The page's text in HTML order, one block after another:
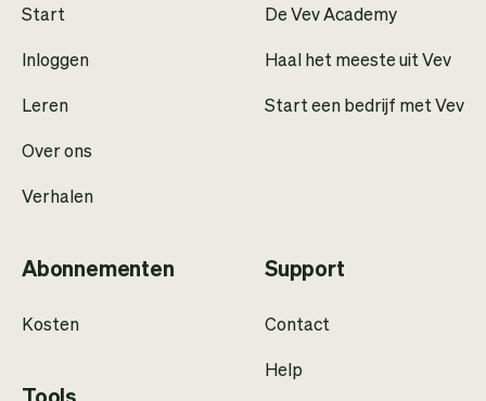
Start
Inloggen
Leren
Over ons
Verhalen
De Vev Academy
Haal het meeste uit Vev
Start een bedrijf met Vev
Abonnementen
Kosten
Tools
Support
Contact
Help